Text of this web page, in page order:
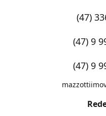
(47)
(47) 9
(47) 9